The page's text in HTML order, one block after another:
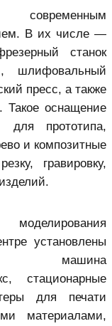
В их числе —
станок
шлифовальный
пресс, а также
Такое оснащение
для прототипа,
и композитные
гравировку,
установлены
машина
стационарные
для печати
материалами,